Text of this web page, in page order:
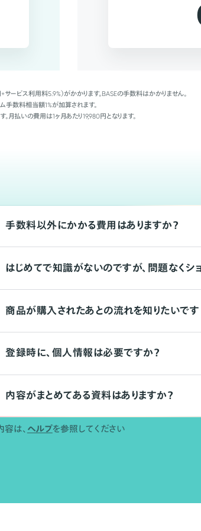
ービス利用料5.9%）がかかります。BASEの手数料はかかりません。
数料相当額1%が加算されます。
月払いの費用は1ヶ月あたり19,980円となります。
手数料以外にかかる費用はありますか？
はじめてで知識がないのですが、問題なくシ
商品が購入されたあとの流れを知りたいです
登録時に、個人情報は必要ですか？
内容がまとめてある資料はありますか？
は、 ヘルプを参照してください